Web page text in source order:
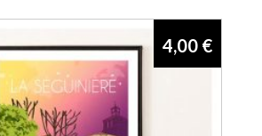
4,00 €